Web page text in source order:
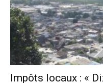
Impôts locaux : «